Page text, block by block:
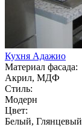
Кухня Адажио
Материал фасада:
Акрил, МДФ
Стиль:
Модерн
Цвет:
Белый, Глянцевый